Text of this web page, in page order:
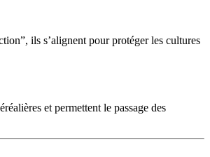
ils s’alignent pour protéger les cultures
et permettent le passage des